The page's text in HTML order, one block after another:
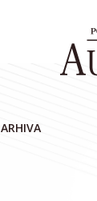
ARHIVA